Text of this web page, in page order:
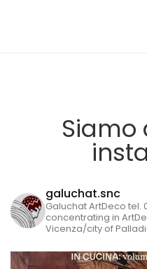
Siamo
galuchat.snc
Galuchat ArtDeco tel.
concentrating in
Vicenza/city of